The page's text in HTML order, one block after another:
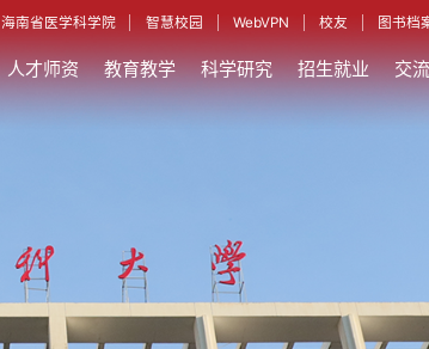
海南省医学科学院 智慧校园 WebVPN 校友 图书档
人才师资 教育教学 科学研究 招生就业 交